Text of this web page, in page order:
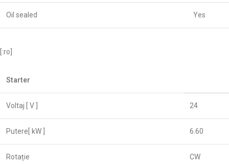
Oil sealed Yes
[:ro]
Starter
Voltaj [ V ] 24
Putere[ kW ] 6.60
Rotație CW